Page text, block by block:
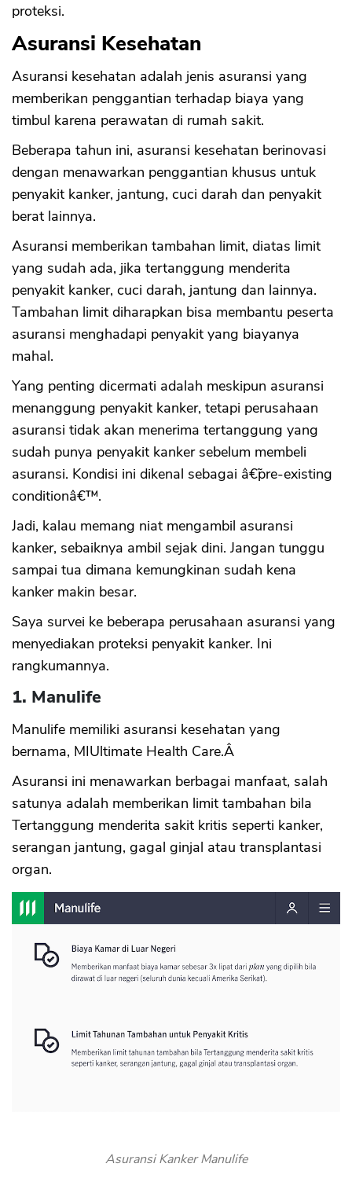
proteksi.
Asuransi Kesehatan
Asuransi kesehatan adalah jenis asuransi yang
memberikan penggantian terhadap biaya yang
timbul karena perawatan di rumah sakit.
Beberapa tahun ini, asuransi kesehatan berinovasi
dengan menawarkan penggantian khusus untuk
penyakit kanker, jantung, cuci darah dan penyakit
berat lainnya.
Asuransi memberikan tambahan limit, diatas limit
yang sudah ada, jika tertanggung menderita
penyakit kanker, cuci darah, jantung dan lainnya.
Tambahan limit diharapkan bisa membantu peserta
asuransi menghadapi penyakit yang biayanya
mahal.
Yang penting dicermati adalah meskipun asuransi
menanggung penyakit kanker, tetapi perusahaan
asuransi tidak akan menerima tertanggung yang
sudah punya penyakit kanker sebelum membeli
asuransi. Kondisi ini dikenal sebagai â€˜pre-existing
conditionâ€™.
Jadi, kalau memang niat mengambil asuransi
kanker, sebaiknya ambil sejak dini. Jangan tunggu
sampai tua dimana kemungkinan sudah kena
kanker makin besar.
Saya survei ke beberapa perusahaan asuransi yang
menyediakan proteksi penyakit kanker. Ini
rangkumannya.
1. Manulife
Manulife memiliki asuransi kesehatan yang
bernama, MIUltimate Health Care.Â
Asuransi ini menawarkan berbagai manfaat, salah
satunya adalah memberikan limit tambahan bila
Tertanggung menderita sakit kritis seperti kanker,
serangan jantung, gagal ginjal atau transplantasi
organ.
Asuransi Kanker Manulife